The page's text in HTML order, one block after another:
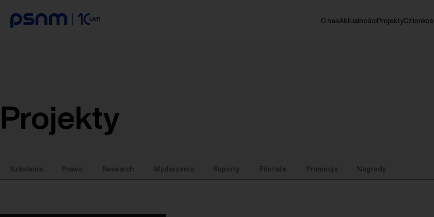
O nasAktualności Projekty
Projekty
Szkolenia Prawo Research Wydarzenia Raporty Pilotaże Promocja Nagrody